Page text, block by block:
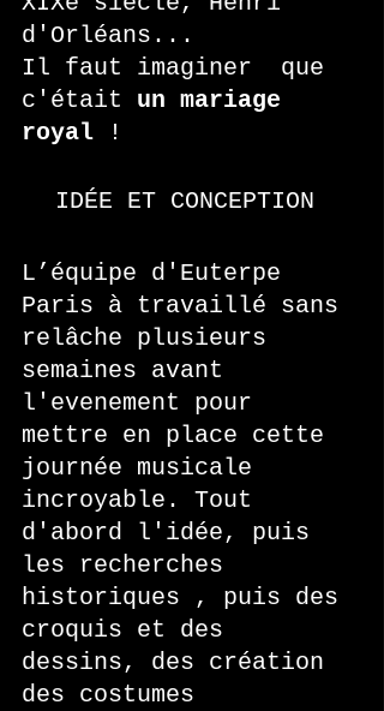
d'Orléans...
Il faut imaginer  que
c'était un mariage
royal !
IDÉE ET CONCEPTION
L’équipe d'Euterpe
Paris à travaillé sans
relâche plusieurs
semaines avant
l'evenement pour
mettre en place cette
journée musicale
incroyable. Tout
d'abord l'idée, puis
les recherches
historiques , puis des
croquis et des
dessins, des création
des costumes